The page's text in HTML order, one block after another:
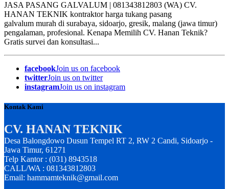
JASA PASANG GALVALUM | 081343812803 (WA) CV.
HANAN TEKNIK kontraktor harga tukang pasang
galvalum murah di surabaya, sidoarjo, gresik, malang (jawa timur)
pengalaman, profesional. Kenapa Memilih CV. Hanan Teknik?
Gratis survei dan konsultasi...
facebookJoin us on facebook
twitterJoin us on twitter
instagramJoin us on instagram
Kontak Kami
CV. HANAN TEKNIK
Desa Balongdowo Dusun Tempel RT 2, RW 2 Candi, Sidoarjo -
Jawa Timur, 61271
Telp Kantor : (031) 8943518
CALL/WA : 081343812803
Email: hammamteknik@gmail.com